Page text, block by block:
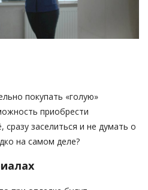
покупать «голую»
приобрести
заселиться и не думать о
на самом деле?